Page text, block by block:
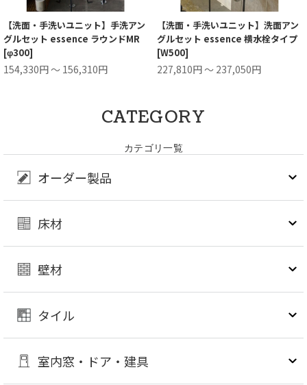
【洗面・手洗いユニット】手洗アン
グルセット essence ラウンドMR
[φ300]
154,330円 ～ 156,310円
【洗面・手洗いユニット】洗面アン
グルセット essence 横水栓タイプ
[W500]
227,810円 ～ 237,050円
CATEGORY
カテゴリ一覧
オーダー製品
床材
壁材
タイル
室内窓・ドア・建具